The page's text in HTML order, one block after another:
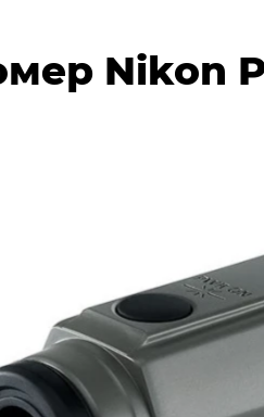
Nikon